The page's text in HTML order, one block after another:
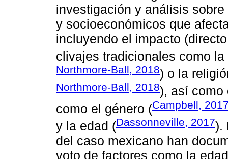
investigación y análisis
y socioeconómicos que
incluyendo el impacto
clivajes tradicionales como
Northmore-Ball, 2018) o la
Northmore-Ball, 2018), así como
como el género (Campbell,
y la edad (Dassonneville, 2017).
del caso mexicano han
voto de factores como la